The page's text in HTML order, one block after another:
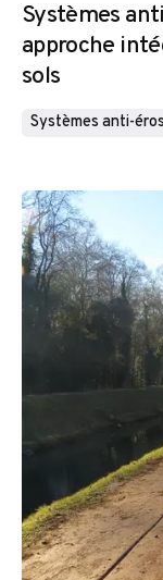
Systèmes
approche
sols
Systèmes anti-